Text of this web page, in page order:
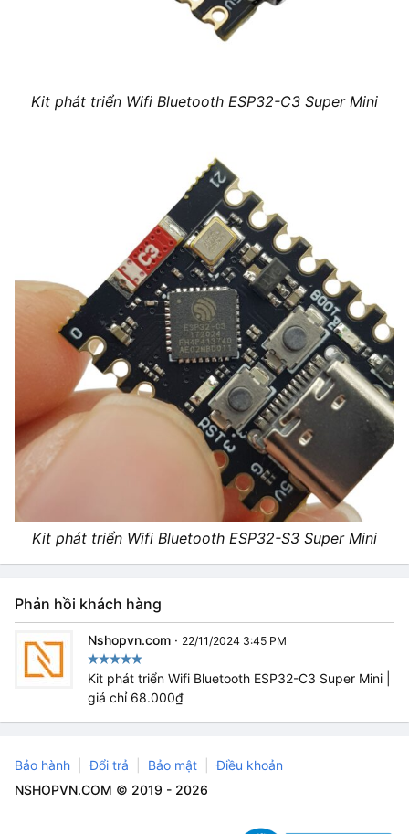
Kit phát triển Wifi Bluetooth ESP32-C3 Super Mini
Kit phát triển Wifi Bluetooth ESP32-S3 Super Mini
Phản hồi khách hàng
Nshopvn.com · 22/11/2024 3:45 PM
Kit phát triển Wifi Bluetooth ESP32-C3 Super Mini |
giá chỉ 68.000₫
Bảo hành Đổi trả Bảo mật
Điều khoản
NSHOPVN.COM © 2019 - 2026